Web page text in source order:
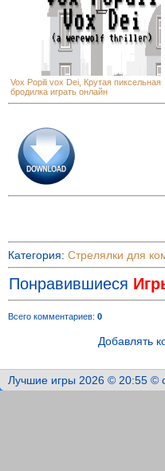
Vox Popili vox Dei, Крутая пиксельная
бродилка играть онлайн
Категория: Стрелялки для
Понравившиеся
Всего комментариев: 0
Добавлять
Лучшие игры 2026 © 20:55 ©